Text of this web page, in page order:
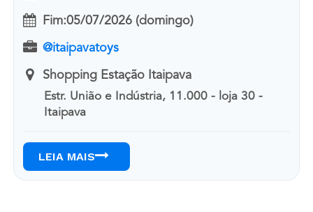
Fim:05/07/2026 (domingo)
@itaipavatoys
Shopping Estação Itaipava
Estr. União e Indústria, 11.000 - loja 30 -
Itaipava
LEIA MAIS